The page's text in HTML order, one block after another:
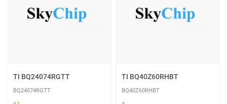
TI BQ24074RGTT
BQ24074RGTT
TI BQ40Z60RHBT
BQ40Z60RHBT